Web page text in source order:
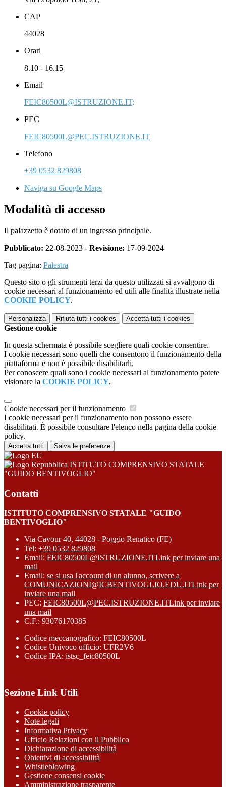
CAP
44028
Orari
8.10 - 16.15
Email
FEIC80500L@ISTRUZIONE.IT;
PEC
FEIC80500L@PEC.ISTRUZIONE.IT
Telefono
+39 0532 829808
Naviga su Google Maps
Modalità di accesso
Il palazzetto è dotato di un ingresso principale.
Pubblicato: 22-08-2023 - Revisione: 17-09-2024
Tag pagina: Palestra
Questo sito o gli strumenti terzi da questo utilizzati si avvalgono di
cookie necessari al funzionamento ed utili alle finalità illustrate nella
COOKIE POLICY.
Personalizza Rifiuta tutti i cookies Accetta tutti i cookies
Gestione cookie
In questa schermata è possibile scegliere quali cookie consentire.
I cookie necessari sono quelli che consentono il funzionamento della
piattaforma e non è possibile disabilitarli.
Per conoscere quali sono i cookie necessari al funzionamento potete
visionare la COOKIE POLICY.
Cookie necessari per il funzionamento
I cookie necessari per il funzionamento non possono essere
disabilitati. È possibile consultare l'elenco nella pagina della cookie
policy.
Accetta tutti Salva le preferenze
ISTITUTO COMPRENSIVO STATALE
"GUIDO BENTIVOGLIO"
Contatti
ISTITUTO COMPRENSIVO STATALE "GUIDO
BENTIVOGLIO"
Via Cavour 40, 44028 - Poggio Renatico (FE)
Tel: +39 0532 829808
Email: FEIC80500L@ISTRUZIONE.ITLink per inviare una
mail
Email: se si usa l'account di un alunno, scrivere a
COMUNICAZIONI@ICBENTIVOGLIO.EDU.ITLink per
inviare una mail
PEC: FEIC80500L@PEC.ISTRUZIONE.ITLink per inviare
una mail
C.F.: 93076170385
Codice meccanografico: FEIC80500L
Codice Univoco ufficio: UFR2V6
Codice IPA: istsc_feic80500L
Sezione Link Utili
Cookie policy
Note legali
Informativa Privacy
Ufficio Relazioni con il Pubblico
Dichiarazione di accessibilità
Obiettivi di accessibilità
Whistleblowing
Gestione consensi cookie
Amministrazione trasparente